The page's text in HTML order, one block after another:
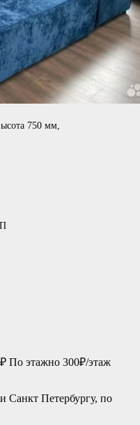
1430 высота 750 мм,
75 см
60 см
ППУ
фанера/ДСП
есть
По этажно 300₽/этаж
Санкт Петербургу, по